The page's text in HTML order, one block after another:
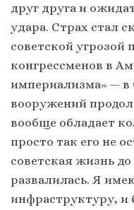
друг друга и
удара. Страх стал
советской угрозой
конгрессменов в
империализма» — в
вооружений
вообще обладает
просто так его не
советская жизнь
развалилась. Я
инфраструктуру, и